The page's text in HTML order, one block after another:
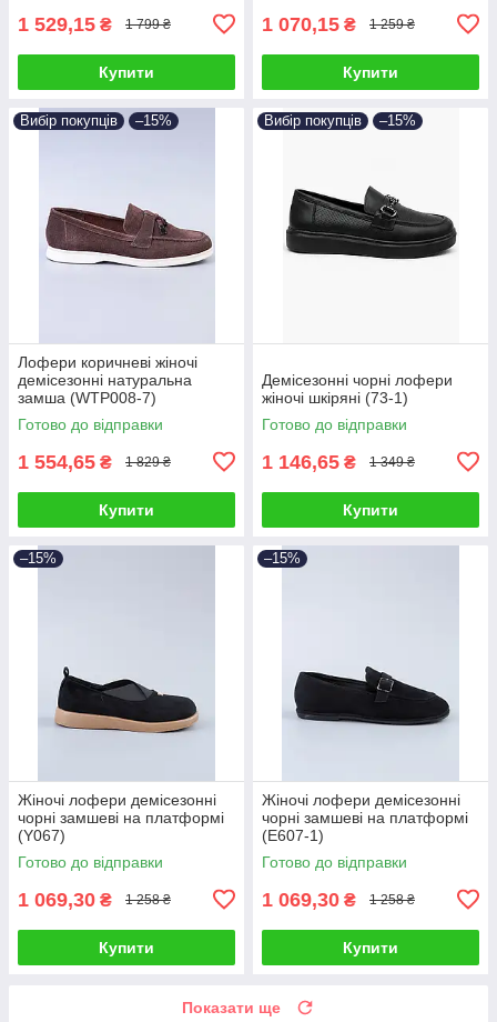
1 529,15 ₴ 1 799 ₴
Купити
1 070,15 ₴ 1 259 ₴
Купити
Вибір покупців –15%
Лофери коричневі жіночі
демісезонні натуральна
замша (WTP008-7)
Готово до відправки
1 554,65 ₴ 1 829 ₴
Купити
Вибір покупців –15%
Демісезонні чорні лофери
жіночі шкіряні (73-1)
Готово до відправки
1 146,65 ₴ 1 349 ₴
Купити
–15%
Жіночі лофери демісезонні
чорні замшеві на платформі
(Y067)
Готово до відправки
1 069,30 ₴ 1 258 ₴
Купити
–15%
Жіночі лофери демісезонні
чорні замшеві на платформі
(E607-1)
Готово до відправки
1 069,30 ₴ 1 258 ₴
Купити
Показати ще